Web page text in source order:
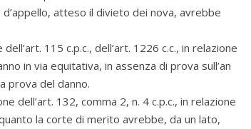
atteso il divieto dei nova, avrebbe
115 c.p.c., dell’art. 1226 c.c., in relazione
in via equitativa, in assenza di prova sull’an
prova del danno.
dell’art. 132, comma 2, n. 4 c.p.c., in relazione
la corte di merito avrebbe, da un lato,